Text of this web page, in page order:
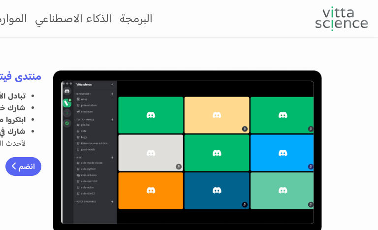
البرمجة الذكاء الاصطناعي
منتدى
تبادل
شارك
ابتكروا
شارك
لأحدث
انضم